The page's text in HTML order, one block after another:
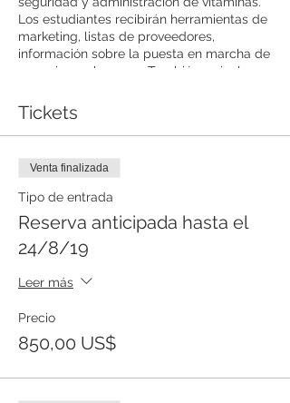
Los estudiantes recibirán herramientas de
marketing, listas de proveedores,
información sobre la puesta en marcha de
negocios y almuerzo. También se incluye
participantes podrán trabajar con
inyecciones de vitaminas y goteos
intravenosos.
Tickets
Venta finalizada
Tipo de entrada
Reserva anticipada hasta el
24/8/19
Leer más
Precio
850,00 US$